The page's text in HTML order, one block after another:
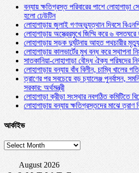
বন্যায় ক্ষতিগ্রস্ত পরিবারের পাশে লোহাগাড়া
হলো ঢেউটিন
লোহাগাড়ায় জুলাই গণঅভ্যুত্থান দিবসে
লোহাগাড়ায় অস্ত্রেরমুখে জিম্মি করে ৬ বসতঘরে
লোহাগাড়ায় সড়ক দুর্ঘটনায় আহত পথচারীর মৃত্যু
লোহাগাড়ায় কালভার্টের মুখ বন্ধ করে স্থাপনা
সাতকানিয়া-লোহাগাড়া বৌদ্ধ ঐক্য পরিষদের
লোহাগাড়ায় বন্যায় বাঁধ বিলীন, চাম্বি খালের
ত্রাণের পর সবচেয়ে বড় চ্যালেঞ্জ পুনর্বাসন,
সরকার: অর্থমন্ত্রী
লোহাগাড়া ক্রীড়া সংস্থার নবগঠিত কমিটিতে
লোহাগাড়ায় বন্যায় ক্ষতিগ্রস্তদের মাঝে ত্রাণ
আর্কাইভ
আর্কাইভ
August 2026